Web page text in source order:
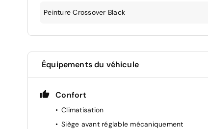
Peinture Crossover Black
Équipements du véhicule
Confort
Climatisation
Siège avant réglable mécaniquement